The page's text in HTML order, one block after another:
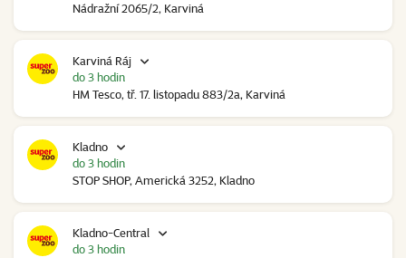
Nádražní 2065/2, Karviná
Karviná Ráj
HM Tesco, tř. 17. listopadu 883/2a, Karviná
do 3 hodin
Kladno
STOP SHOP, Americká 3252, Kladno
do 3 hodin
Kladno-Central
do 3 hodin